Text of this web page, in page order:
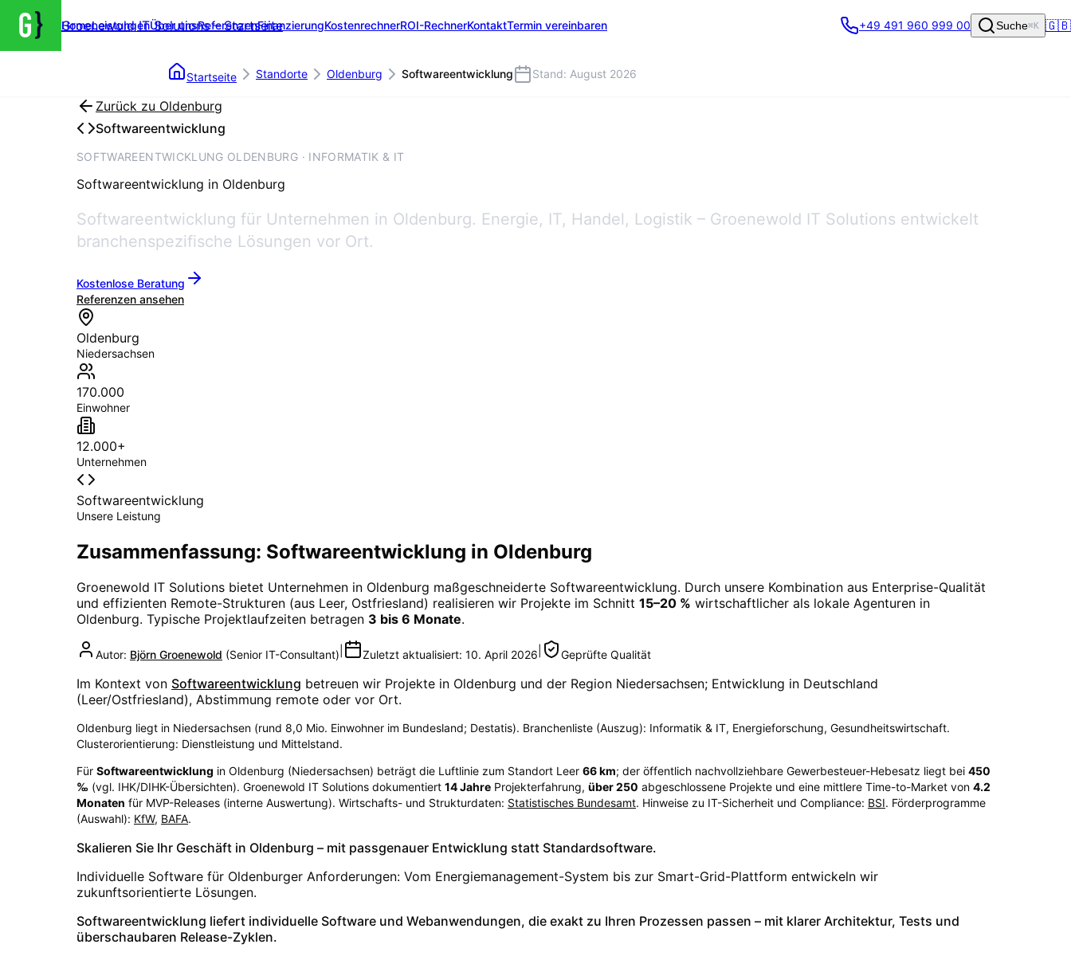
Groenewold IT Solutions – Startseite
HomeLeistungenÜber unsReferenzenFinanzierungKostenrechnerROI-RechnerKontaktTermin vereinbaren
Startseite Standorte Oldenburg Softwareentwicklung Stand: August 2026
+49 491 960 999 00 Suche⌘K 🇬🇧
Zurück zu Oldenburg
Softwareentwicklung
SOFTWAREENTWICKLUNG OLDENBURG · INFORMATIK & IT
Softwareentwicklung in Oldenburg
Softwareentwicklung für Unternehmen in Oldenburg. Energie, IT, Handel, Logistik – Groenewold IT Solutions entwickelt
branchenspezifische Lösungen vor Ort.
Kostenlose Beratung
Referenzen ansehen
Oldenburg
Niedersachsen
170.000
Einwohner
12.000+
Unternehmen
Softwareentwicklung
Unsere Leistung
Zusammenfassung: Softwareentwicklung in Oldenburg
Groenewold IT Solutions bietet Unternehmen in Oldenburg maßgeschneiderte Softwareentwicklung. Durch unsere Kombination aus Enterprise-Qualität
und effizienten Remote-Strukturen (aus Leer, Ostfriesland) realisieren wir Projekte im Schnitt 15–20 % wirtschaftlicher als lokale Agenturen in
Oldenburg. Typische Projektlaufzeiten betragen 3 bis 6 Monate.
Autor: Björn Groenewold (Senior IT-Consultant) Zuletzt aktualisiert: 10. April 2026 Geprüfte Qualität
Im Kontext von Softwareentwicklung betreuen wir Projekte in Oldenburg und der Region Niedersachsen; Entwicklung in Deutschland
(Leer/Ostfriesland), Abstimmung remote oder vor Ort.
Oldenburg liegt in Niedersachsen (rund 8,0 Mio. Einwohner im Bundesland; Destatis). Branchenliste (Auszug): Informatik & IT, Energieforschung, Gesundheitswirtschaft.
Clusterorientierung: Dienstleistung und Mittelstand.
Für Softwareentwicklung in Oldenburg (Niedersachsen) beträgt die Luftlinie zum Standort Leer 66km; der öffentlich nachvollziehbare Gewerbesteuer-Hebesatz liegt bei 450
‰ (vgl. IHK/DIHK-Übersichten). Groenewold IT Solutions dokumentiert 14Jahre Projekterfahrung, über250 abgeschlossene Projekte und eine mittlere Time-to-Market von 4.2
Monaten für MVP-Releases (interne Auswertung). Wirtschafts- und Strukturdaten: Statistisches Bundesamt. Hinweise zu IT-Sicherheit und Compliance: BSI. Förderprogramme
(Auswahl): KfW, BAFA.
Skalieren Sie Ihr Geschäft in Oldenburg – mit passgenauer Entwicklung statt Standardsoftware.
Individuelle Software für Oldenburger Anforderungen: Vom Energiemanagement-System bis zur Smart-Grid-Plattform entwickeln wir
zukunftsorientierte Lösungen.
Softwareentwicklung liefert individuelle Software und Webanwendungen, die exakt zu Ihren Prozessen passen – mit klarer Architektur, Tests und
überschaubaren Release-Zyklen.